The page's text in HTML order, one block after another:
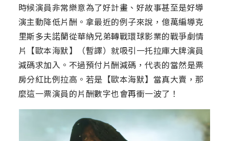
時候演員非常樂意為了好計畫、好故事甚至是好導
演主動降低片酬。拿最近的例子來說，億萬編導克
里斯多夫諾蘭從華納兄弟轉戰環球影業的戰爭劇情
片【歐本海默】（暫譯）就吸引一托拉庫大牌演員
減碼求加入。不過預付片酬減碼，代表的當然是票
房分紅比例拉高。若是【歐本海默】當真大賣，那
麼這一票演員的片酬數字也會再衝一波了！